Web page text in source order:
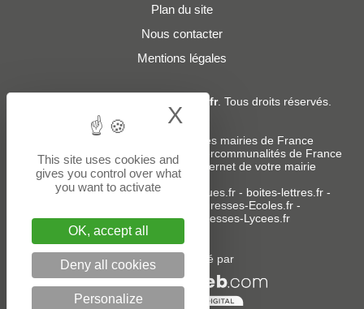
Plan du site
Nous contacter
Mentions légales
Adresses-Mairies.fr. Tous droits réservés.
Services :
Liste des adresses e-mails des mairies de France
Liste des adresses e-mails des intercommunalités de France
-Création ou refonte du site internet de votre mairie
Sites partenaires:donneespubliques.fr- boites-lettres.fr-
Adresses-Ecoles.fr -
Adresses-Colleges.fr- Adresses-Lycees.fr
Un service édité par
This site uses cookies and
gives you control over what
you want to activate
OK, accept all
Deny all cookies
Personalize
X